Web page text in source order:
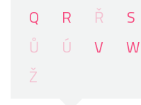
Q
R Ř S
Ů
Ú V W
Ž